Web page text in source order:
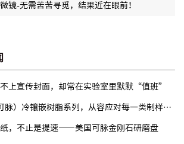
镜-无需苦苦寻觅，结果近在眼前！
上宣传封面，却常在实验室里默默“值班”
美国QMAXIS（可脉）冷镶嵌树脂系列，从容应对每一类制样需求
，不止是提速——美国可脉金刚石研磨盘